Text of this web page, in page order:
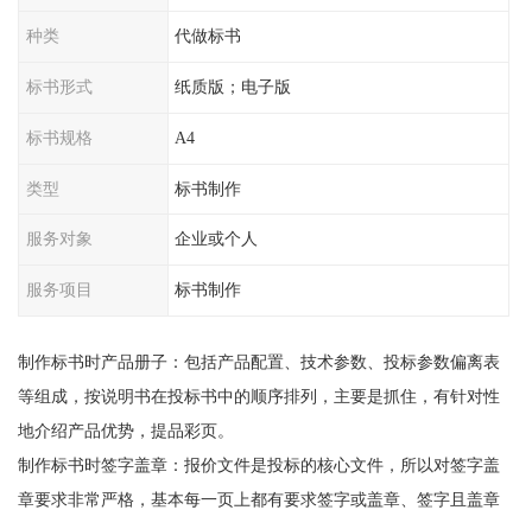
种类 代做标书
标书形式 纸质版；电子版
标书规格 A4
类型 标书制作
服务对象 企业或个人
服务项目 标书制作
制作标书时产品册子：包括产品配置、技术参数、投标参数偏离表
等组成，按说明书在投标书中的顺序排列，主要是抓住，有针对性
地介绍产品优势，提品彩页。
制作标书时签字盖章：报价文件是投标的核心文件，所以对签字盖
章要求非常严格，基本每一页上都有要求签字或盖章、签字且盖章